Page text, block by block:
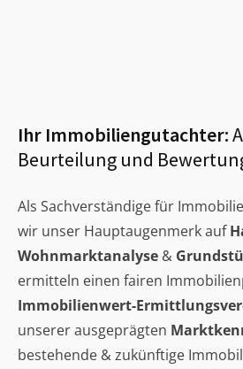
Ihr Immobiliengutachter:
Beurteilung und
Als Sachverständige für
wir unser Hauptaugenmerk auf
Wohnmarktanalyse &
ermitteln einen fairen
Immobilienwert-
unserer ausgeprägten
bestehende & zukünftige